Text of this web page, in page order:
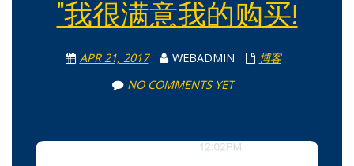
"我很满意我的购买!
APR 21, 2017 WEBADMIN
博客
NO COMMENTS YET